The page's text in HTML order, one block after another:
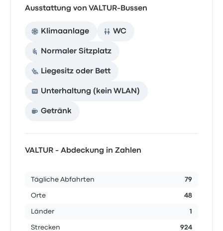
Ausstattung von VALTUR-Bussen
Klimaanlage WC
Normaler Sitzplatz
Liegesitz oder Bett
Unterhaltung (kein WLAN)
Getränk
VALTUR - Abdeckung in Zahlen
Tägliche Abfahrten 79
Orte 48
Länder 1
Strecken 924